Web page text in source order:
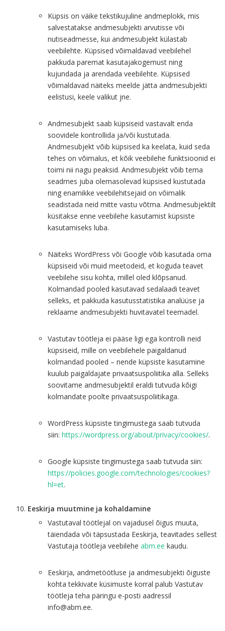
Küpsis on väike tekstikujuline andmeplokk, mis
salvestatakse andmesubjekti arvutisse või
nutiseadmesse, kui andmesubjekt külastab
veebilehte. Küpsised võimaldavad veebilehel
pakkuda paremat kasutajakogemust ning
kujundada ja arendada veebilehte. Küpsised
võimaldavad näiteks meelde jätta andmesubjekti
eelistusi, keele valikut jne.
Andmesubjekt saab küpsiseid vastavalt enda
soovidele kontrollida ja/või kustutada.
Andmesubjekt võib küpsised ka keelata, kuid seda
tehes on võimalus, et kõik veebilehe funktsioonid ei
toimi nii nagu peaksid. Andmesubjekt võib tema
seadmes juba olemasolevad küpsised kustutada
ning enamikke veebilehitsejaid on võimalik
seadistada neid mitte vastu võtma. Andmesubjektilt
küsitakse enne veebilehe kasutamist küpsiste
kasutamiseks luba.
Näiteks WordPress või Google võib kasutada oma
küpsiseid või muid meetodeid, et koguda teavet
veebilehe sisu kohta, millel oled klõpsanud.
Kolmandad pooled kasutavad sedalaadi teavet
selleks, et pakkuda kasutusstatistika analüüse ja
reklaame andmesubjekti huvitavatel teemadel.
Vastutav töötleja ei pääse ligi ega kontrolli neid
küpsiseid, mille on veebilehele paigaldanud
kolmandad pooled – nende küpsiste kasutamine
kuulub paigaldajate privaatsuspoliitika alla. Selleks
soovitame andmesubjektil eraldi tutvuda kõigi
kolmandate poolte privaatsuspoliitikaga.
WordPress küpsiste tingimustega saab tutvuda
siin: https://wordpress.org/about/privacy/cookies/.
Google küpsiste tingimustega saab tutvuda siin:
https://policies.google.com/technologies/cookies?
hl=et.
Eeskirja muutmine ja kohaldamine
Vastutaval töötlejal on vajadusel õigus muuta,
täiendada või täpsustada Eeskirja, teavitades sellest
Vastutaja töötleja veebilehe abm.ee kaudu.
Eeskirja, andmetöötluse ja andmesubjekti õiguste
kohta tekkivate küsimuste korral palub Vastutav
töötleja teha päringu e-posti aadressil
info@abm.ee.